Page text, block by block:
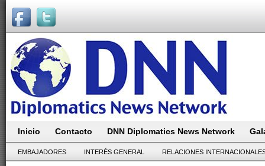
Inicio Contacto DNN Diplomatics News Network
EMBAJADORES INTERÉS GENERAL RELACIONES